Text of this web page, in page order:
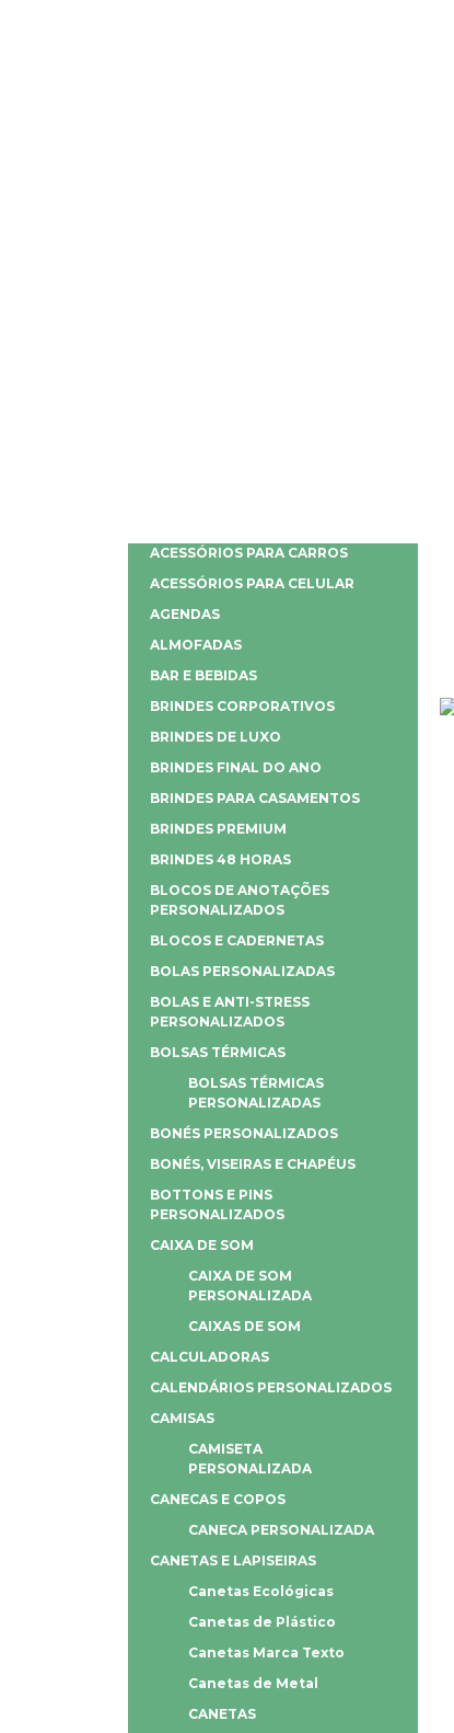
ACESSÓRIOS PARA CARROS
ACESSÓRIOS PARA CELULAR
AGENDAS
ALMOFADAS
BAR E BEBIDAS
BRINDES CORPORATIVOS
BRINDES DE LUXO
BRINDES FINAL DO ANO
BRINDES PARA CASAMENTOS
BRINDES PREMIUM
BRINDES 48 HORAS
BLOCOS DE ANOTAÇÕES
PERSONALIZADOS
BLOCOS E CADERNETAS
BOLAS PERSONALIZADAS
BOLAS E ANTI-STRESS
PERSONALIZADOS
BOLSAS TÉRMICAS
BOLSAS TÉRMICAS
PERSONALIZADAS
BONÉS PERSONALIZADOS
BONÉS, VISEIRAS E CHAPÉUS
BOTTONS E PINS
PERSONALIZADOS
CAIXA DE SOM
CAIXA DE SOM
PERSONALIZADA
CAIXAS DE SOM
CALCULADORAS
CALENDÁRIOS PERSONALIZADOS
CAMISAS
CAMISETA
PERSONALIZADA
CANECAS E COPOS
CANECA PERSONALIZADA
CANETAS E LAPISEIRAS
Canetas Ecológicas
Canetas de Plástico
Canetas Marca Texto
Canetas de Metal
CANETAS